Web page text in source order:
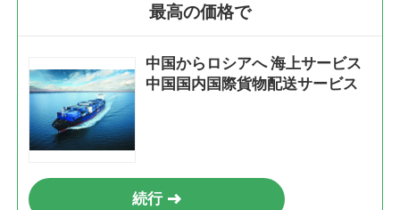
最高の価格で
中国からロシアへ 海上サービス
中国国内国際貨物配送サービス
続行